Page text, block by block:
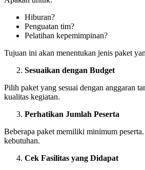
Hiburan?
Penguatan tim?
Pelatihan kepemimpinan?
Tujuan ini akan menentukan jenis paket
Sesuaikan dengan Budget
Pilih paket yang sesuai dengan anggaran
kualitas kegiatan.
Perhatikan Jumlah Peserta
Beberapa paket memiliki minimum peserta.
kebutuhan.
Cek Fasilitas yang Didapat